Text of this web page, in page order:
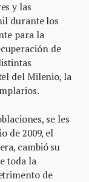
y las
durante los
para la
de
del Milenio, la
se les
de 2009, el
cambió su
toda la
de